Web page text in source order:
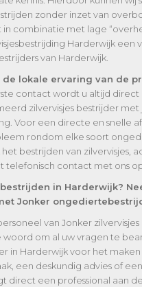
zonder inzet van
in combinatie met lage
Harderwijk een
van Harderwijk.
de lokale ervaring van de
contact wordt u altijd
zilvervisjes bestrijder met
Voor een directe en snelle
rondom elke soort
bestrijden van zilvervisjes,
telefonisch contact met ons
in Harderwijk?
Jonker
van Jonker
woord om al uw vragen te
in Harderwijk voor het maken
een deskundig advies of
direct een professional aan